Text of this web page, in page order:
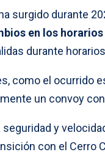
surgido durante
en los horarios
durante
como el ocurrido
un convoy
y
con el Cerro